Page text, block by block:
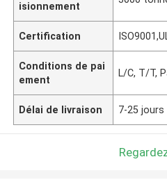
isionnement
Certification
Conditions de pai
ement
L/C, T/T,
Délai de livraison 7-25 jours